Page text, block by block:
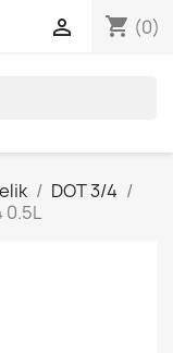
shopping_cart (0)

DOT 3/4
0.5L